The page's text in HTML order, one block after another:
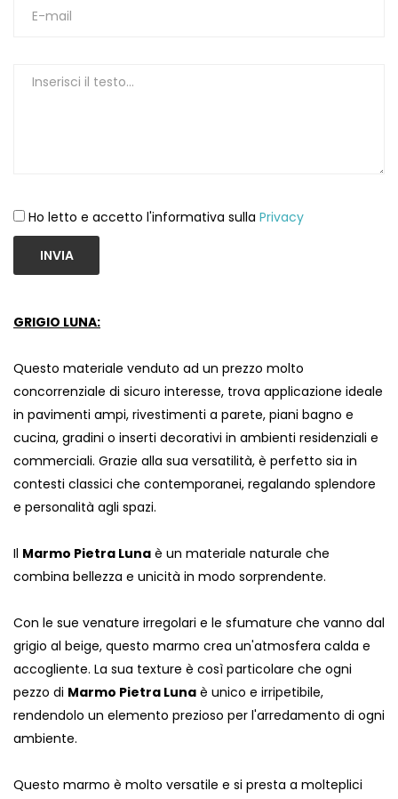
Ho letto e accetto l'informativa sulla Privacy
INVIA
GRIGIO LUNA:
Questo materiale venduto ad un prezzo molto
concorrenziale di sicuro interesse, trova applicazione ideale
in pavimenti ampi, rivestimenti a parete, piani bagno e
cucina, gradini o inserti decorativi in ambienti residenziali e
commerciali. Grazie alla sua versatilità, è perfetto sia in
contesti classici che contemporanei, regalando splendore
e personalità agli spazi.
Il Marmo Pietra Luna è un materiale naturale che
combina bellezza e unicità in modo sorprendente.
Con le sue venature irregolari e le sfumature che vanno dal
grigio al beige, questo marmo crea un'atmosfera calda e
accogliente. La sua texture è così particolare che ogni
pezzo di Marmo Pietra Luna è unico e irripetibile,
rendendolo un elemento prezioso per l'arredamento di ogni
ambiente.
Questo marmo è molto versatile e si presta a molteplici